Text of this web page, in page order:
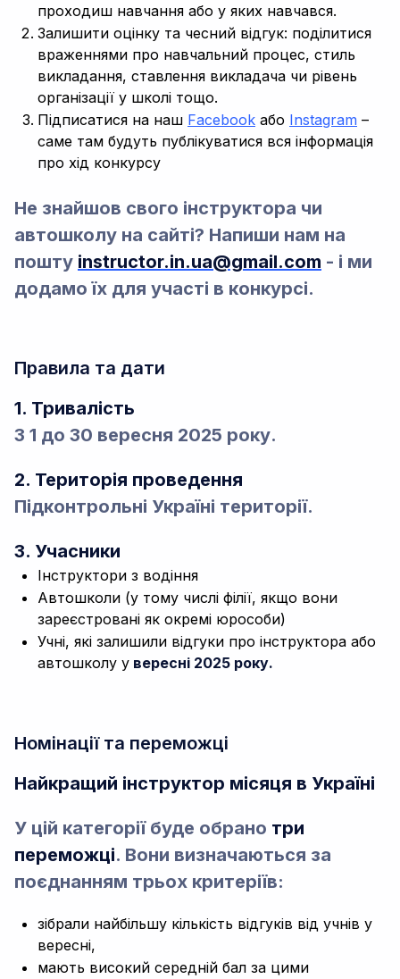
проходиш навчання або у яких навчався.
Залишити оцінку та чесний відгук: поділитися
враженнями про навчальний процес, стиль
викладання, ставлення викладача чи рівень
організації у школі тощо.
Підписатися на наш Facebook або Instagram –
саме там будуть публікуватися вся інформація
про хід конкурсу
Не знайшов свого інструктора чи
автошколу на сайті? Напиши нам на
пошту instructor.in.ua@gmail.com - і ми
додамо їх для участі в конкурсі.
Правила та дати
1. Тривалість
З 1 до 30 вересня 2025 року.
2. Територія проведення
Підконтрольні Україні території.
3. Учасники
Інструктори з водіння
Автошколи (у тому числі філії, якщо вони
зареєстровані як окремі юрособи)
Учні, які залишили відгуки про інструктора або
автошколу у вересні 2025 року.
Номінації та переможці
Найкращий інструктор місяця в Україні
У цій категорії буде обрано три
переможці. Вони визначаються за
поєднанням трьох критеріїв:
зібрали найбільшу кількість відгуків від учнів у
вересні,
мають високий середній бал за цими